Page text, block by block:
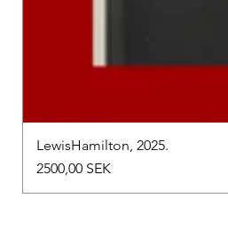
LewisHamilton, 2025.
Precio
2500,00 SEK